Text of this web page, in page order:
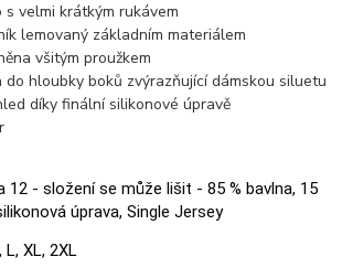
s velmi krátkým rukávem
lemovaný základním materiálem
všitým proužkem
do hloubky boků zvýrazňující dámskou siluetu
díky finální silikonové úpravě
12 - složení se může lišit - 85 % bavlna, 15
úprava, Single Jersey
L, XL, 2XL